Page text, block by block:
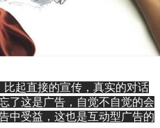
起直接的宣传，真实的对话
了这是广告，自觉不自觉的会
中受益，这也是互动型广告的